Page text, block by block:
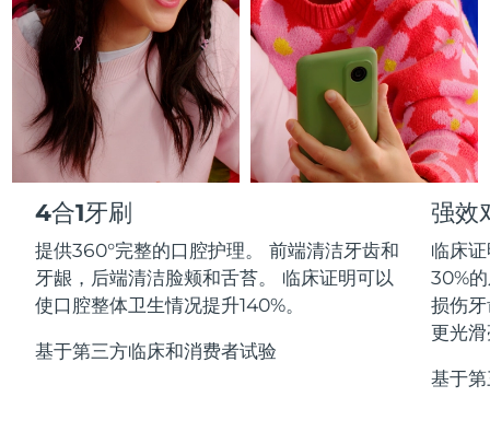
4合1牙刷
提供360°完整的口腔护理。 前端清洁牙齿和
牙龈，后端清洁脸颊和舌苔。 临床证明可以
使口腔整体卫生情况提升140%。
基于第三方临床和消费者试验
强效
临床
30%
损伤
更光
基于
FAQ™产品
All anti-aging treatments
FAQ™产品
All LED treatments
FAQ™ products
All toning treatments
PEACH™ 2
IPL hair removal
PEACH™ 2 go
Travel-friendly IPL hair removal
PEACH™ Cooling Prep Gel
Cooling IPL hair removal gel
LUNA™ 4 body
Massaging body brush
SUPERCHARGED™ serum
Firming body serum
痘肌护理
ESPADA™ 2 plus
Recurring acne LED therapy
ESPADA™ 2
ESPADA™ Blemish Solution
Concentrated acne gel
眼部护理
BEAR™ 2 eyes & lips
Microcurrent line smoothing device
IRIS™ 2
眼部护肤
Advanced eye care treatment
毛孔护理
KIWI™ derma
Diamond microdermabrasion .
KIWI™
护发
LUNA™ 4 hair
FLIP™ play advanced
牙齿美白
NEW
issa™ Teeth Whitening Set
Dual LED + sonic device & 18% PAP gel
更多的
直布罗陀 预计送达日期8/14/26
希腊 预计送达日期8/10/26
中国香港特别行政区 预计送达日期8/11/26
匈牙利 预计送达日期8/10/26
冰岛
印度尼西亚 预计送达日期 8/8/26
爱尔兰 8/10/26
8/12/26